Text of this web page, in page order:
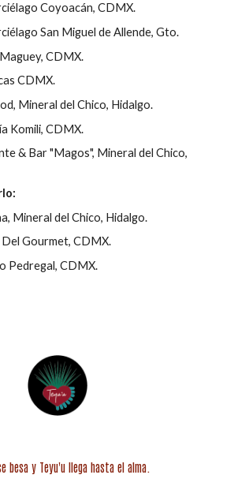
Coyoacán, CDMX.
San Miguel de Allende, Gto.
CDMX.
CDMX.
Mineral del Chico, Hidalgo.
Komili, CDMX.
& Bar "Magos", Mineral del Chico,
Mineral del Chico, Hidalgo.
Del Gourmet, CDMX.
Pedregal, CDMX.
besa y Teyu'u llegahasta el alma.